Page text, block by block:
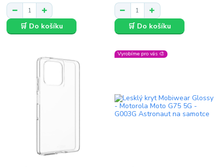
🛒 Do košíku 🛒 Do košíku
Vyrobíme pro vás 🎨